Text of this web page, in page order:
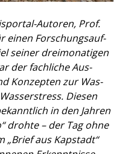
Autoren, Prof.
einen For­schungs­auf­
sei­ner drei­mo­na­ti­gen
der fach­li­che Aus­
Kon­zep­ten zur Was­
Die­sen
in den Jah­ren
droh­te – der Tag ohne
„Brief aus Kap­stadt“